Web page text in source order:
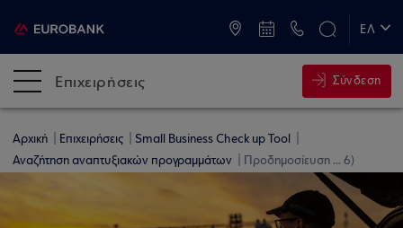
ΕΛ
Επιχειρήσεις Σύνδεση
Αρχική Επιχειρήσεις
Small Business Check up Tool
Αναζήτηση αναπτυξιακών προγραμμάτων
Προδημοσίευση ... 6)